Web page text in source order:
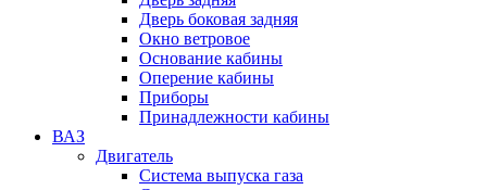
Дверь боковая задняя
Окно ветровое
Основание кабины
Оперение кабины
Приборы
Принадлежности кабины
ВАЗ
Двигатель
Система выпуска газа